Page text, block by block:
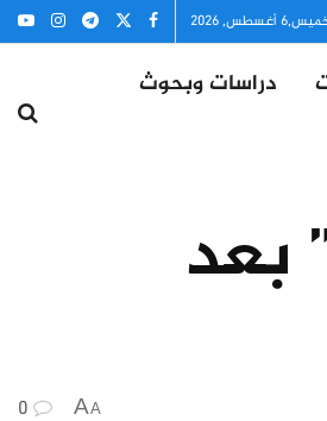
أغسطس, 2026
دراسات وبحوث
بعد
A
A